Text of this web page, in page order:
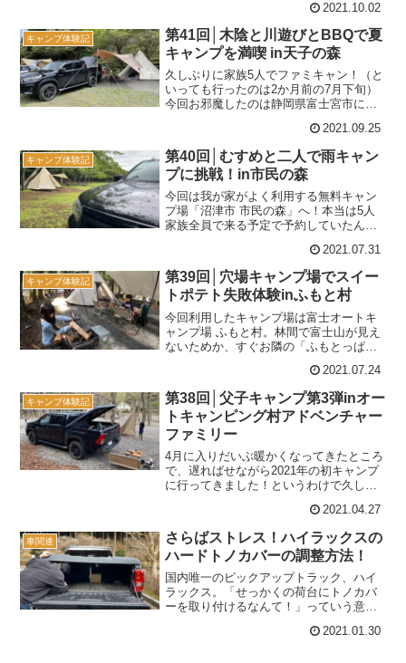
た様子はこちら↓コールマンの新作 グリ
ルバスケットクッカーとは 引用元：コー
ルマン(Coleman)...
2021.10.02
キャンプ体験記
第41回│木陰と川遊びとBBQで夏
キャンプを満喫 in天子の森
久しぶりに家族5人でファミキャン！（と
いっても行ったのは2か月前の7月下旬）
今回お邪魔したのは静岡県富士宮市にあ
の森オートキャンプ場 公式WEBサイト
東名富士ICから北上し、白糸の滝･田貫湖
方面を目指し...
2021.09.25
キャンプ体験記
第40回│むすめと二人で雨キャン
プに挑戦！in市民の森
今回は我が家がよく利用する無料キャン
プ場「沼津市 市民の森」へ！本当は5人
家族全員で来る予定で予約していたんだ
ンセルしようか迷ったけど、よく考えた
らスタートから雨のキャンプってこれま
で記憶になくて、チャレ...
2021.07.31
キャンプ体験記
第39回│穴場キャンプ場でスイー
トポテト失敗体験inふもと村
今回利用したキャンプ場は富士オートキ
ャンプ場 ふもと村。林間で富士山が見え
ないためか、すぐお隣の「ふもとっぱ
そこまで知名度は高くなさそうな印象
（ふもとっぱらが有名すぎるのだ
が・・・）。でも地元民で富士山を...
2021.07.24
キャンプ体験記
第38回│父子キャンプ第3弾inオー
トキャンピング村アドベンチャー
ファミリー
4月に入りだいぶ暖かくなってきたところ
で、遅ればせながら2021年の初キャンプ
に行ってきました！というわけで久しぶ
めふたりの父子キャンプ。キャンプブー
ムでどこのキャンプ場もごった返す中、
割と穴場なキャン...
2021.04.27
車関連
さらばストレス！ハイラックスの
ハードトノカバーの調整方法！
国内唯一のピックアップトラック、ハイ
ラックス。「せっかくの荷台にトノカバ
ーを取り付けるなんて！」っていう意見
なり便利。荷物の落下や雨を防げて、特
2021.01.30